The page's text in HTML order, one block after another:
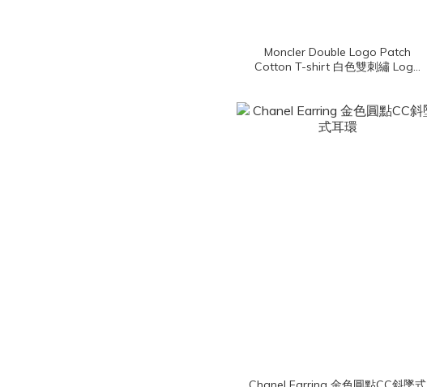
Moncler Double Logo Patch
Cotton T-shirt 白色雙刺繡 Logo